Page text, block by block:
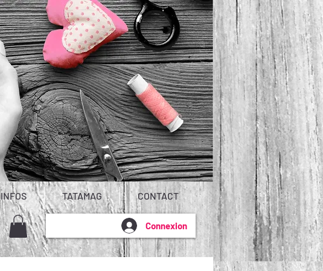
INFOS TATAMAG CONTACT
Connexion